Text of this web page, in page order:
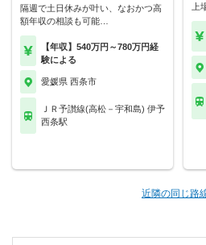
隔週で土日休みが叶い、なおかつ高
額年収の相談も可能…
【年収】540万円～780万円経
験による
愛媛県 西条市
ＪＲ予讃線(高松－宇和島) 伊予
西条駅
上
近隣の同じ路